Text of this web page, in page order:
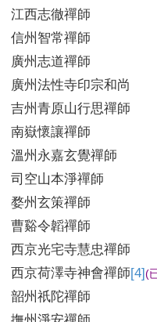
江西志徹禪師
信州智常禪師
廣州志道禪師
廣州法性寺印宗和尚
吉州青原山行思禪師
南嶽懷讓禪師
溫州永嘉玄覺禪師
司空山本淨禪師
婺州玄策禪師
曹谿令韜禪師
西京光宅寺慧忠禪師
西京荷澤寺神會禪師[4](
韶州祇陀禪師